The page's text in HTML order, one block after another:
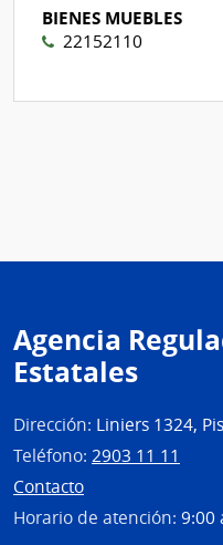
BIENES MUEBLES
22152110
Agencia
Estatales
Dirección: Liniers 1324,
Teléfono: 2903 11 11
Contacto
Horario de atención: 9:00